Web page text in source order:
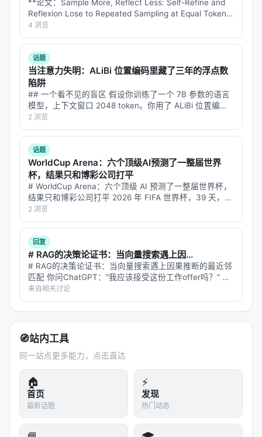
式正将“检索次数与策略”本身作为可学习对象； 2.
：高质量指令数据与点击/会话日志同样关键，合成
数据需防知识泄漏与分布偏移； 3.
在线满意度差距拉大，LLM-as-judge 需与人工评估交
叉验证； 4.产品
：延迟、成本、可解释性与安全策略
是工业落地的硬约束，不可仅优化学术基准。
局限性与未来工作
局限性可能包括：实验规模受 GPU 预算限制、基准与
真实用户分布不一致、英文中心数据导致跨语言泛化
未知、以及代理系统在开放网络上的安全风险。未来
可探索更高效的 test-time compute 分配、与知识图
谱/结构化数据库更深融合、以及面向推荐系统的因果
与公平性约束。
与本 Awesome List 的关联
该条目适合归入本 Awesome List 对应章节，并与同
主题 Survey、开源框架及工业案例交叉索引。读者可
沿「检索 → 排序 → 生成/代理 → 评测」链路定位互
补文献。
相关条目交叉引用
Azure AI Search: Outperforming vector search
with hybrid retrieval and…
COS-Mix: Cosine Similarity and Distance Fusion
for Improved Informatio…
Deep Retrieval at CheckThat! 2025: Identifying
Scientific Papers from …
**论文：Sample More, Reflect Less: Self-Refine and
Reflexion Lose to Repeated Sampling at Equal Token
Cost, from 1.5B to 7…
4 浏览
话题
当注意力失明：ALiBi 位置编码里藏了三年的浮点数
陷阱
## 一个看不见的盲区 假设你训练了一个 7B 参数的语言
模型，上下文窗口 2048 token。你用了 ALiBi 位置编码
——因为它便宜、参数免费、还能外推到更长上下文。标
准评测跑完，困惑度正常，CS/QA/LG 基准只差 1.6 到…
2 浏览
话题
WorldCup Arena：六个顶级AI预测了一整届世界
杯，结果只和博彩公司打平
# WorldCup Arena：六个顶级 AI 预测了一整届世界杯，
结果只和博彩公司打平 2026 年 FIFA 世界杯，39 天，
104 场比赛，4494 条预测。六个全球最强的 LLM——
Claude、GPT、Gemini、Kimi…
2 浏览
回复
# RAG的决策论证书：当向量搜索遇上因...
# RAG的决策论证书：当向量搜索遇上因果推断的最近邻
匹配 你问ChatGPT："我应该接受这份工作offer吗？" 它
的工作流程是这样的：先把你的问题变成一个向量，在数
据库里搜索相似的情境——比如"30岁工程师，两个
offer，一个薪资…
来自相关讨论
🧭站内工具
同一站点更多能力，点击直达
🏠
首页
最新话题
⚡
发现
热门动态